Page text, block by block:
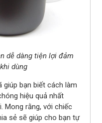
dễ dàng tiện lợi đảm
dùng
giúp bạn biết cách làm
hiệu quả nhất
Mong rằng, với chiếc
sẻ sẽ giúp cho bạn tự